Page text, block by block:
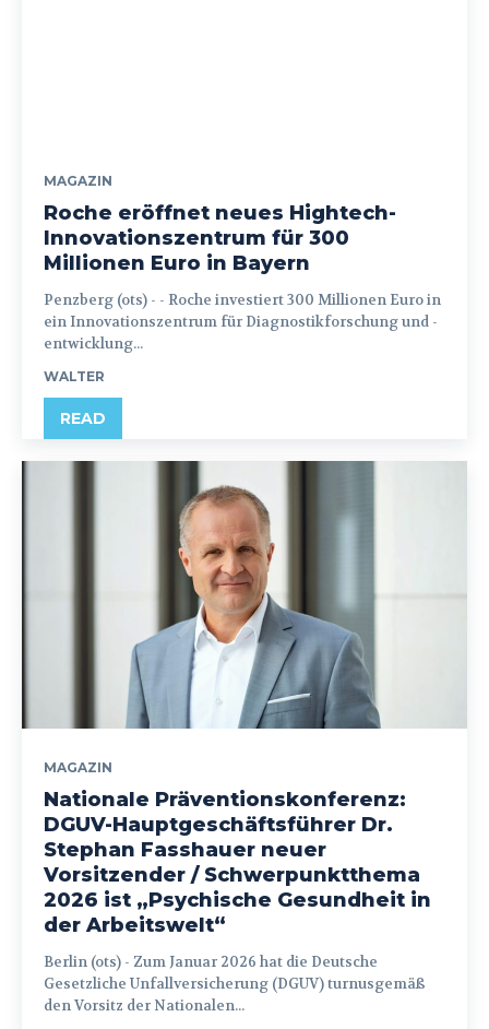
MAGAZIN
Roche eröffnet neues Hightech-
Innovationszentrum für 300
Millionen Euro in Bayern
Penzberg (ots) - - Roche investiert 300 Millionen Euro in
ein Innovationszentrum für Diagnostikforschung und -
entwicklung...
WALTER
READ
MAGAZIN
Nationale Präventionskonferenz:
DGUV-Hauptgeschäftsführer Dr.
Stephan Fasshauer neuer
Vorsitzender / Schwerpunktthema
2026 ist „Psychische Gesundheit in
der Arbeitswelt“
Berlin (ots) - Zum Januar 2026 hat die Deutsche
Gesetzliche Unfallversicherung (DGUV) turnusgemäß
den Vorsitz der Nationalen...